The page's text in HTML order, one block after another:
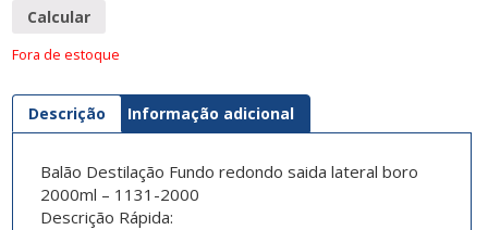
Calcular
Fora de estoque
Descrição Informação adicional
Balão Destilação Fundo redondo saida lateral boro
2000ml – 1131-2000
Descrição Rápida: